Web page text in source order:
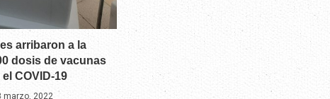
arribaron a la
dosis de vacunas
COVID-19
marzo, 2022